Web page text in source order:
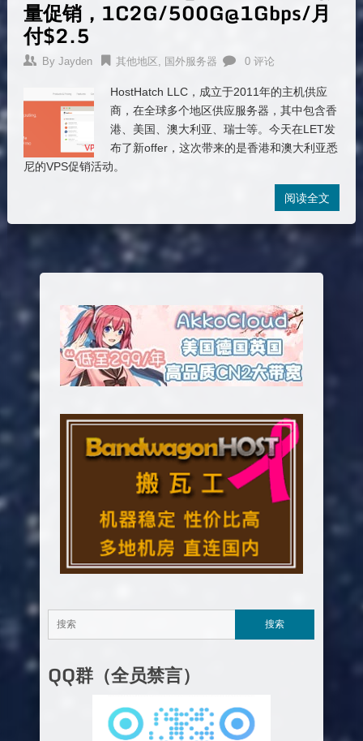
量促销，1C2G/500G@1Gbps/月
付$2.5
By Jayden 其他地区, 国外服务器 0 评论
HostHatch LLC，成立于2011年的主机供应
商，在全球多个地区供应服务器，其中包含香
港、美国、澳大利亚、瑞士等。今天在LET发
布了新offer，这次带来的是香港和澳大利亚悉
尼的VPS促销活动。
阅读全文
QQ群（全员禁言）